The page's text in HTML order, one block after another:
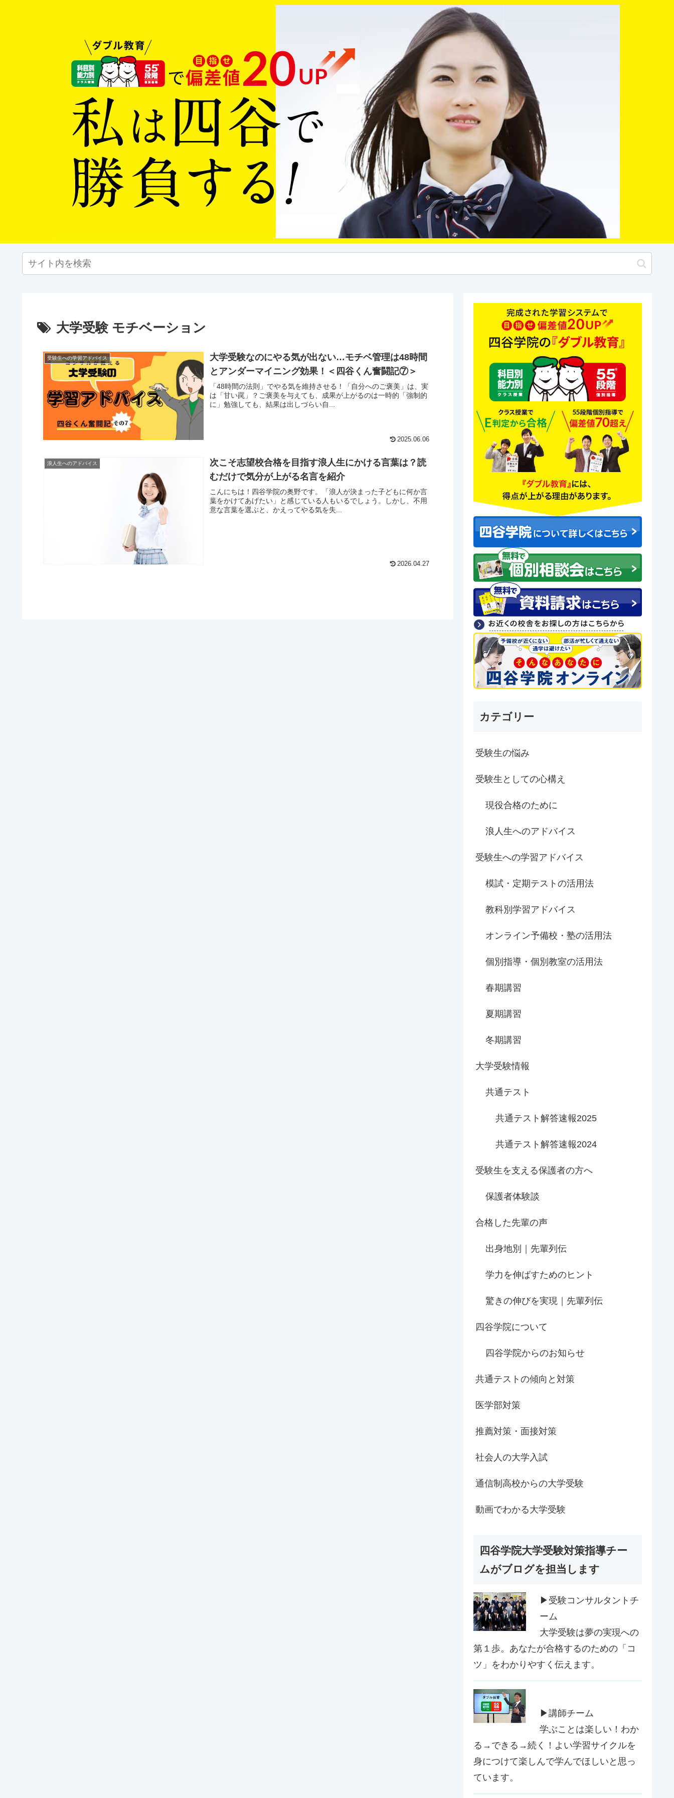
大学受験 モチベーション
受験生への学習アドバイス
大学受験なのにやる気が出ない…モチベ管理は48時間
とアンダーマイニング効果！＜四谷くん奮闘記⑦＞
「48時間の法則」でやる気を維持させる！「自分へのご褒美」は、実
は「甘い罠」？ご褒美を与えても、成果が上がるのは一時的「強制的
に」勉強しても、結果は出しづらい自...
2025.06.06
浪人生へのアドバイス
次こそ志望校合格を目指す浪人生にかける言葉は？読
むだけで気分が上がる名言を紹介
こんにちは！四谷学院の奥野です。「浪人が決まった子どもに何か言
葉をかけてあげたい」と感じている人もいるでしょう。しかし、不用
意な言葉を選ぶと、かえってやる気を失...
2026.04.27
カテゴリー
受験生の悩み
受験生としての心構え
現役合格のために
浪人生へのアドバイス
受験生への学習アドバイス
模試・定期テストの活用法
教科別学習アドバイス
オンライン予備校・塾の活用法
個別指導・個別教室の活用法
春期講習
夏期講習
冬期講習
大学受験情報
共通テスト
共通テスト解答速報2025
共通テスト解答速報2024
受験生を支える保護者の方へ
保護者体験談
合格した先輩の声
出身地別｜先輩列伝
学力を伸ばすためのヒント
驚きの伸びを実現｜先輩列伝
四谷学院について
四谷学院からのお知らせ
共通テストの傾向と対策
医学部対策
推薦対策・面接対策
社会人の大学入試
通信制高校からの大学受験
動画でわかる大学受験
四谷学院大学受験対策指導チー
ムがブログを担当します
▶受験コンサルタントチ
ーム
大学受験は夢の実現への
第１歩。あなたが合格するのための「コ
ツ」をわかりやすく伝えます。
▶講師チーム
学ぶことは楽しい！わか
る→できる→続く！よい学習サイクルを
身につけて楽しんで学んでほしいと思っ
ています。